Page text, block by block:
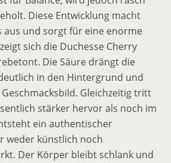
Diese Entwicklung macht
aus und sorgt für eine enorme
sich die Duchesse Cherry
Die Säure drängt die
in den Hintergrund und
Gleichzeitig tritt
stärker hervor als noch im
ein authentischer
weder künstlich noch
Der Körper bleibt schlank und